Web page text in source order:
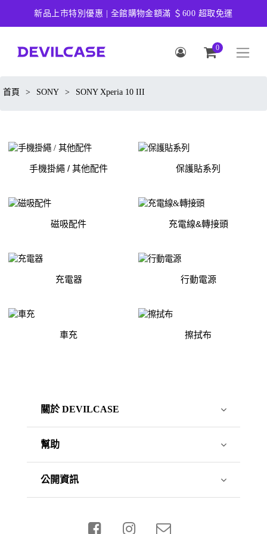
新品上市特別優惠 | 全館購物金額滿 ＄600 超取免運
0
首頁 > SONY > SONY Xperia 10 III
手機掛繩 / 其他配件 保護貼系列
磁吸配件 充電線&轉接頭
充電器 行動電源
車充 擦拭布
關於 DEVILCASE
幫助
公開資訊